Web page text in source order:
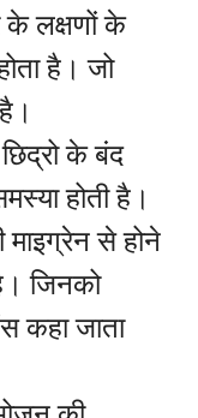
के लक्षणों के
है। जो
छिद्रो के बंद
होती है।
माइग्रेन से होने
जिनको
कहा जाता